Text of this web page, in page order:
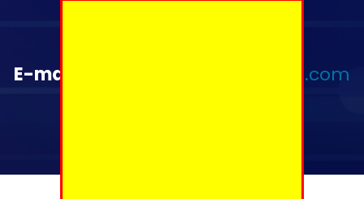
E-mail
administrativo@vas-sas.com